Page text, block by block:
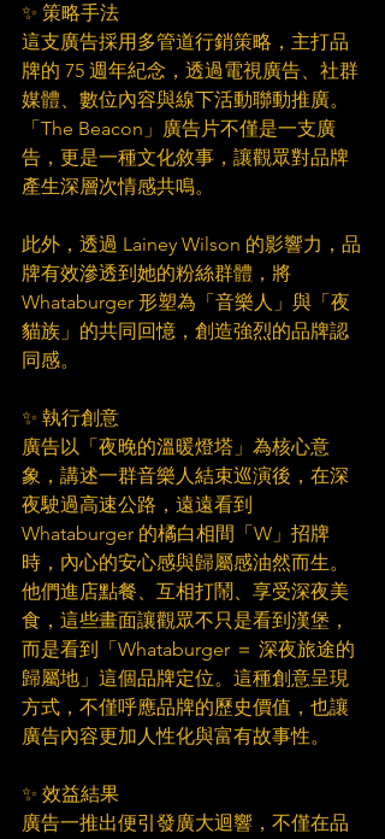
✨ 策略手法
這支廣告採用多管道行銷策略，主打品
牌的 75 週年紀念，透過電視廣告、社群
媒體、數位內容與線下活動聯動推廣。
「The Beacon」廣告片不僅是一支廣
告，更是一種文化敘事，讓觀眾對品牌
產生深層次情感共鳴。
此外，透過 Lainey Wilson 的影響力，品
牌有效滲透到她的粉絲群體，將
Whataburger 形塑為「音樂人」與「夜
貓族」的共同回憶，創造強烈的品牌認
同感。
✨ 執行創意
廣告以「夜晚的溫暖燈塔」為核心意
象，講述一群音樂人結束巡演後，在深
夜駛過高速公路，遠遠看到
Whataburger 的橘白相間「W」招牌
時，內心的安心感與歸屬感油然而生。
他們進店點餐、互相打鬧、享受深夜美
食，這些畫面讓觀眾不只是看到漢堡，
而是看到「Whataburger ＝ 深夜旅途的
歸屬地」這個品牌定位。這種創意呈現
方式，不僅呼應品牌的歷史價值，也讓
廣告內容更加人性化與富有故事性。
✨ 效益結果
廣告一推出便引發廣大迴響，不僅在品